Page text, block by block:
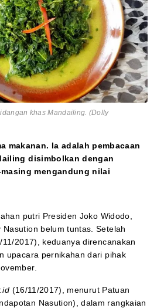
khas Mandailing. (Dolly
makanan. Ia adalah pembacaan
disimbolkan dengan
mengandung nilai
putri Presiden Joko Widodo,
Nasution belum tuntas. Setelah
2017), keduanya direncanakan
upacara pernikahan dari pihak
(16/11/2017), menurut Patuan
Nasution), dalam rangkaian